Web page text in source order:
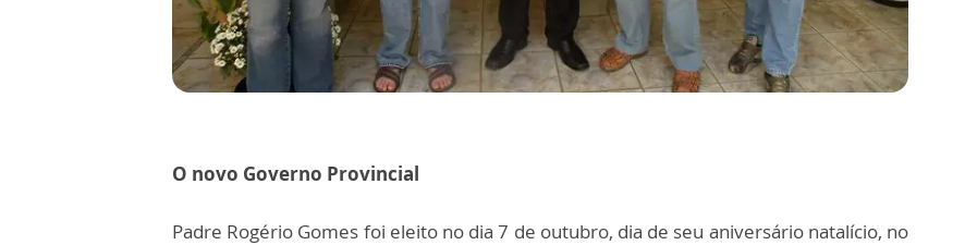
O novo Governo Provincial
Padre Rogério Gomes foi eleito no dia 7 de outubro, dia de seu aniversário natalício, no